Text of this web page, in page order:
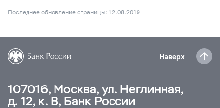
Последнее обновление страницы: 12.08.2019
Наверх
107016, Москва, ул. Неглинная,
д. 12, к. В, Банк России